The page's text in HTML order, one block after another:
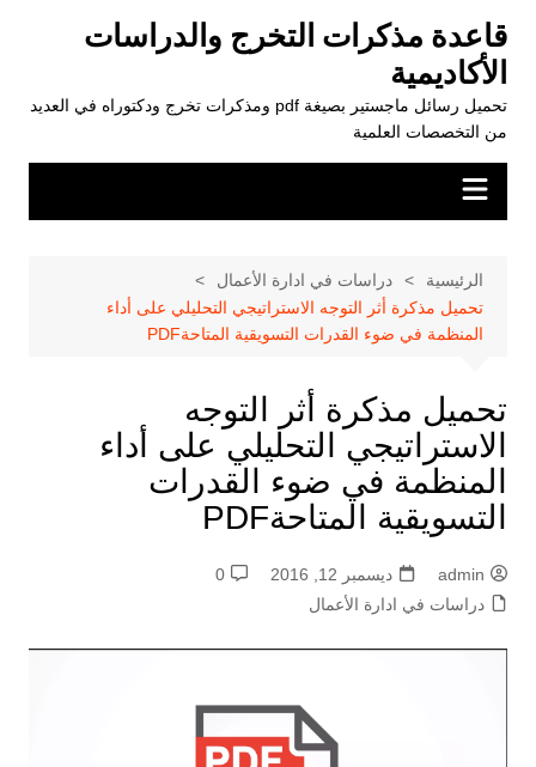
المحتوى
قاعدة مذكرات التخرج والدراسات
الأكاديمية
تحميل رسائل ماجستير بصيغة pdf ومذكرات تخرج ودكتوراه في العديد
من التخصصات العلمية
الرئيسية
دراسات في ادارة الأعمال
تحميل مذكرة أثر التوجه الاستراتيجي التحليلي على أداء
المنظمة في ضوء القدرات التسويقية المتاحةPDF
تحميل مذكرة أثر التوجه
الاستراتيجي التحليلي على أداء
المنظمة في ضوء القدرات
التسويقية المتاحةPDF
admin ديسمبر 12, 2016
0
دراسات في ادارة الأعمال